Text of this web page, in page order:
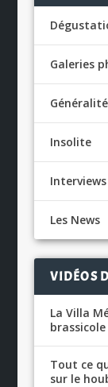
Galeries
Insolite
Interviews
Les News
VIDÉOS
La Villa
brassicole
Tout ce
sur le